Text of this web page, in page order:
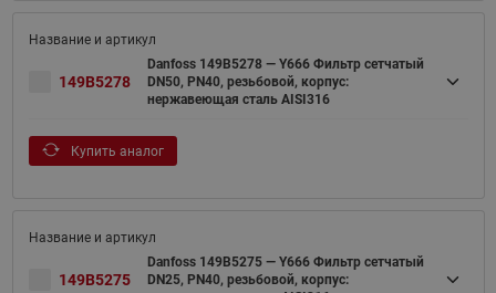
149B5278
Danfoss 149B5278 — Y666 Фильтр сетчатый
DN50, PN40, резьбовой, корпус:
нержавеющая сталь AISI316
Купить аналог
149B5275
Danfoss 149B5275 — Y666 Фильтр сетчатый
DN25, PN40, резьбовой, корпус: